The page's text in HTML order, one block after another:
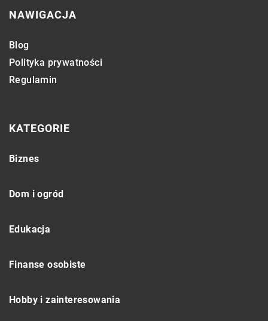
NAWIGACJA
Blog
Polityka prywatności
Regulamin
KATEGORIE
Biznes
Dom i ogród
Edukacja
Finanse osobiste
Hobby i zainteresowania